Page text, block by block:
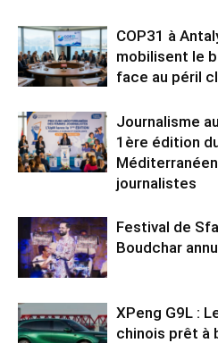
COP31 à
mobilisent le
face au péril
Journalisme
1ère édition
journalistes
Festival de
Boudchar
XPeng G9L :
chinois prêt à